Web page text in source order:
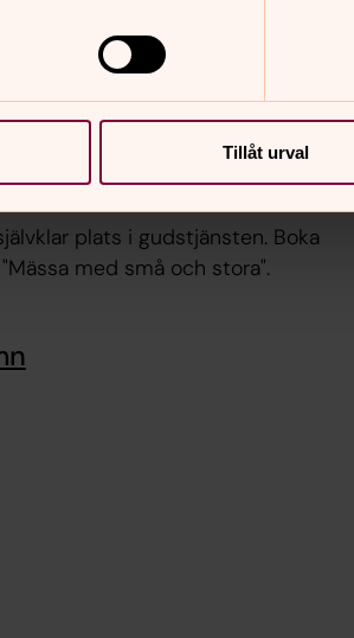
Tillåt urval
församling.
plats i gudstjänsten. Boka
med små och stora".